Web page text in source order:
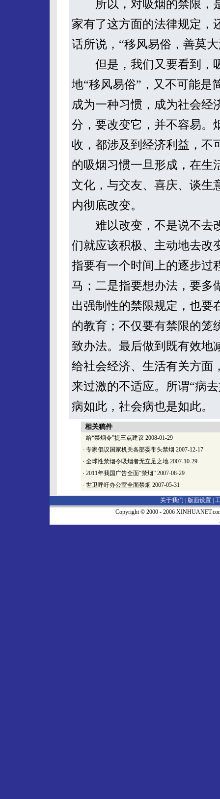
所以，对吸烟的禁限，
家有了这方面的法律规定，
话所说，“移风易俗，善莫
但是，我们又要看到，吸
地“移风易俗”，又不可能是
成为一种习惯，成为社会经
分，要改变它，并不容易。
收，都涉及到经济利益，不
的吸烟习惯一旦形成，在生
文化，与交友、喜庆、谈生
内彻底改变。
难以改变，不是说不去
们就应该积极、主动地去改
指要有一个时间上的逐步过
马；二是指要想办法，要多
出强制性的禁限规定，也要
的教育；不仅要有禁限的笼
致办法。最后做到既有效地
给社会经济、生活有关方面
来过激的不适应。所谓“病
病如此，社会病也是如此。
相关稿件
· 给“禁烟令”提三点建议 2008-01-29
· 专家倡议国家机关各部委带头禁烟 2007-12-17
· 全球性禁烟令吸烟者无立足之地 2007-10-29
· 2011年我国广告全面“禁烟” 2007-08-29
· 世卫呼吁办公室全面禁烟 2007-05-31
关于我们 | 版面设置
Copyright © 2000 - 2006